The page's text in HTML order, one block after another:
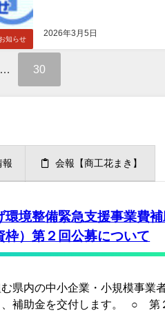
お知らせ
2026年3月5日
30
報 会報【商工花まき】
環境整備緊急支援事業費
）第２回公募について
県内の中小企業・小規模事業
、補助金を交付します。 ○ 第